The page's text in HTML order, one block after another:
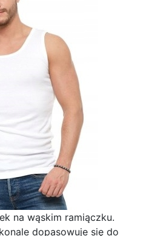
na wąskim ramiączku.
dopasowuje się do